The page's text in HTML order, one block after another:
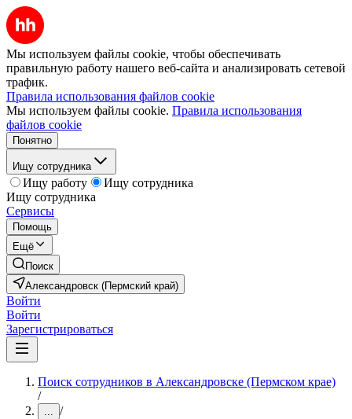
Мы используем файлы cookie, чтобы обеспечивать
правильную работу нашего веб-сайта и анализировать сетевой
трафик.
Правила использования файлов cookie
Мы используем файлы cookie. Правила использования
файлов cookie
Понятно
Ищу сотрудника
Ищу работу
Ищу сотрудника
Ищу сотрудника
Сервисы
Помощь
Ещё
Поиск
Александровск (Пермский край)
Войти
Войти
Зарегистрироваться
Поиск сотрудников в Александровске (Пермском крае)
/
... /